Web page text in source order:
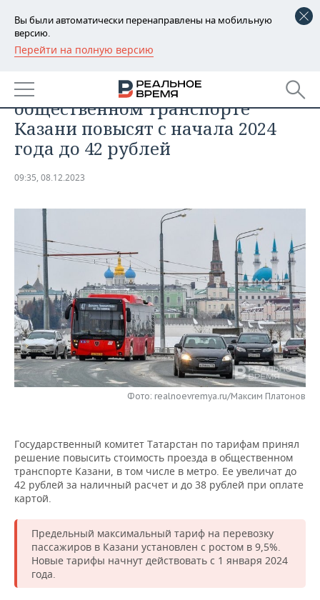
Вы были автоматически перенаправлены на мобильную
версию.
Перейти на полную версию
РЕГИОНЫ
БАШКОРТОСТАН
ТАТАРСТАН
УДМУРТИЯ
НОВОСТИ
АНАЛИТИКА
НОВОСТИ АНАЛИТИКИ
ДЕКЛАРАЦИИ О ДОХОДАХ
КОРОЛИ ГОСЗАКАЗА ПФО
ВУЗЫ ТАТАРСТАНА
КОМУ ПРИНАДЛЕЖАТ
ТОРГОВЫЕ ЦЕНТРЫ
ТАТАРСТАНА
ЭКОНОМИКА
НОВОСТИ ЭКОНОМИКИ
ФИНАНСЫ
БАНКИ
БЮДЖЕТ
ИНВЕСТИЦИИ
ПРОМЫШЛЕННОСТЬ
НОВОСТИ
ПРОМЫШЛЕННОСТИ
АГРОПРОМ
МАШИНОСТРОЕНИЕ
НЕФТЕХИМИЯ
НЕФТЬ
ОПК
НЕДВИЖИМОСТЬ
НОВОСТИ НЕДВИЖИМОСТИ
АВТО
НОВОСТИ АВТО
БИЗНЕС
НОВОСТИ БИЗНЕСА
РОЗНИЧНАЯ ТОРГОВЛЯ
ТРАНСПОРТ
ТЕХНОЛОГИИ
НОВОСТИ ТЕХНОЛОГИЙ
IT
ТЕЛЕКОММУНИКАЦИИ
МЕРОПРИЯТИЯ
НОВОСТИ МЕРОПРИЯТИЙ
БИЗНЕС-БРАНЧИ
ONLINE-КОНФЕРЕНЦИИ
СПОРТ
ФУТБОЛ
ХОККЕЙ
ВОЛЕЙБОЛ
КИБЕРСПОРТ
НОВОСТИ ОБЩЕСТВА
ВЛАСТЬ
ИСТОРИЯ
КУЛЬТУРА
ФОТОГАЛЕРЕЯ
СЮЖЕТЫ
СПИСОК ПЕРСОН
СПИСОК КОМПАНИЙ
ПОЛНАЯ ВЕРСИЯ
Стоимость проезда в
общественном транспорте
Казани повысят с начала 2024
года до 42 рублей
09:35, 08.12.2023
Фото: realnoevremya.ru/Максим Платонов
Государственный комитет Татарстан по тарифам принял
решение повысить стоимость проезда в общественном
транспорте Казани, в том числе в метро. Ее увеличат до
42 рублей за наличный расчет и до 38 рублей при оплате
картой.
Предельный максимальный тариф на перевозку
пассажиров в Казани установлен с ростом в 9,5%.
Новые тарифы начнут действовать с 1 января 2024
года.